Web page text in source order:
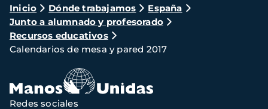
Ruta
de
navegación
Inicio Dónde trabajamos
España
Junto a alumnado y profesorado
Recursos educativos
Calendarios de mesa y pared 2017
Redes sociales